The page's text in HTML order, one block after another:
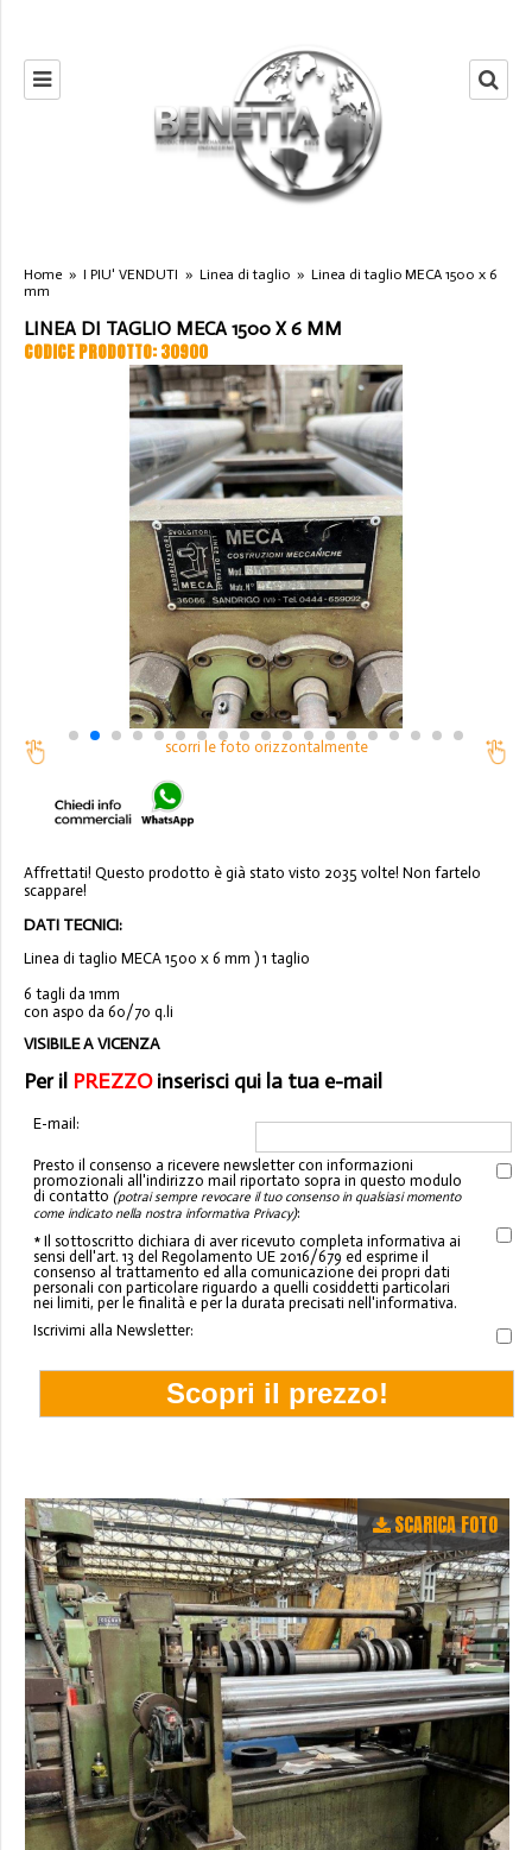
Home » I PIU' VENDUTI » Linea di taglio » Linea di taglio MECA 1500 x 6
mm
LINEA DI TAGLIO MECA 1500 X 6 MM
CODICE PRODOTTO: 30900
scorri le foto orizzontalmente
Affrettati! Questo prodotto è già stato visto 2035 volte! Non fartelo
scappare!
DATI TECNICI:
Linea di taglio MECA 1500 x 6 mm ) 1 taglio
6 tagli da 1mm
con aspo da 60/70 q.li
VISIBILE A VICENZA
Per il PREZZOinserisci qui la tua e-mail
E-mail:
Presto il consenso a ricevere newsletter con informazioni
promozionali all'indirizzo mail riportato sopra in questo modulo
di contatto (potrai sempre revocare il tuo consenso in qualsiasi momento
come indicato nella nostra informativa Privacy):
* Il sottoscritto dichiara di aver ricevuto completa informativa ai
sensi dell'art. 13 del Regolamento UE 2016/679 ed esprime il
consenso al trattamento ed alla comunicazione dei propri dati
personali con particolare riguardo a quelli cosiddetti particolari
nei limiti, per le finalità e per la durata precisati nell'informativa.
Iscrivimi alla Newsletter:
SCARICA FOTO